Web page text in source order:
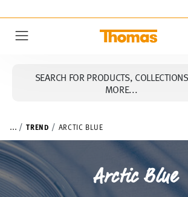
SEARCH FOR PRODUCTS,
MORE...
... TREND ARCTIC BLUE
Arctic Blue